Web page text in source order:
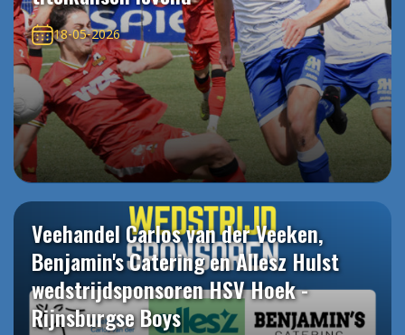
18-05-2026
Veehandel Carlos van der Veeken,
Benjamin's Catering en Allesz Hulst
wedstrijdsponsoren HSV Hoek -
Rijnsburgse Boys